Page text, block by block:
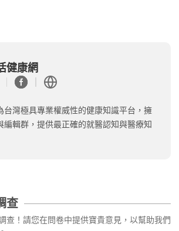
健康網
台灣極具專業權威性的健康知識平台，擁
編輯群，提供最正確的就醫認知與醫療知
查
查！請您在問卷中提供寶貴意見，以幫助我們